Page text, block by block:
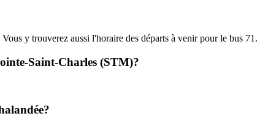
Vous y trouverez aussi l'horaire des départs à venir pour le bus 71.
Saint-Charles (STM)?